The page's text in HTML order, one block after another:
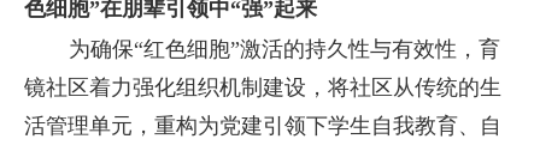
色细胞”在朋辈引领中“强”起来
为确保“红色细胞”激活的持久性与有效性，育
镜社区着力强化组织机制建设，将社区从传统的生
活管理单元，重构为党建引领下学生自我教育、自